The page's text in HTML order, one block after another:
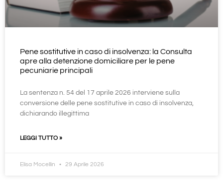
Pene sostitutive in caso di insolvenza: la Consulta
apre alla detenzione domiciliare per le pene
pecuniarie principali
La sentenza n. 54 del 17 aprile 2026 interviene sulla
conversione delle pene sostitutive in caso di insolvenza,
dichiarando illegittima
LEGGI TUTTO »
Elisa Mocellin 29 Aprile 2026